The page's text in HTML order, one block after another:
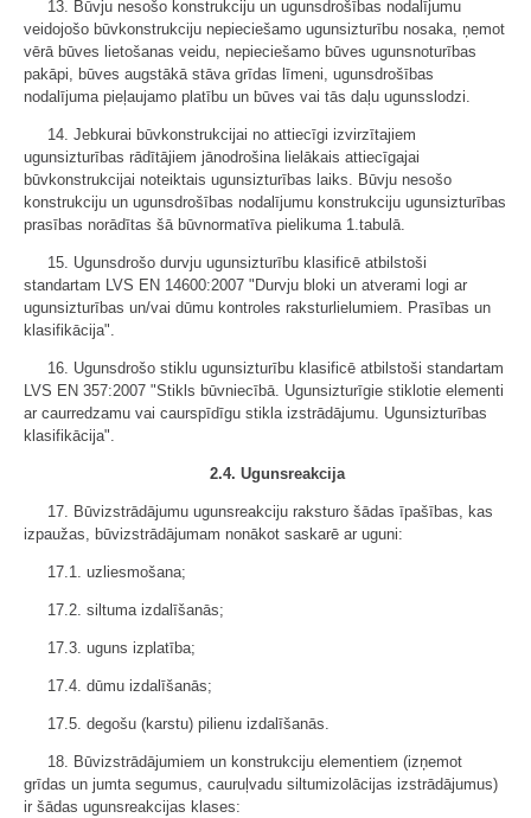
13. Būvju nesošo konstrukciju un ugunsdrošības nodalījumu
veidojošo būvkonstrukciju nepieciešamo ugunsizturību nosaka, ņemot
vērā būves lietošanas veidu, nepieciešamo būves ugunsnoturības
pakāpi, būves augstākā stāva grīdas līmeni, ugunsdrošības
nodalījuma pieļaujamo platību un būves vai tās daļu ugunsslodzi.
14. Jebkurai būvkonstrukcijai no attiecīgi izvirzītajiem
ugunsizturības rādītājiem jānodrošina lielākais attiecīgajai
būvkonstrukcijai noteiktais ugunsizturības laiks. Būvju nesošo
konstrukciju un ugunsdrošības nodalījumu konstrukciju ugunsizturības
prasības norādītas šā būvnormatīva pielikuma 1.tabulā.
15. Ugunsdrošo durvju ugunsizturību klasificē atbilstoši
standartam LVS EN 14600:2007 "Durvju bloki un atverami logi ar
ugunsizturības un/vai dūmu kontroles raksturlielumiem. Prasības un
klasifikācija".
16. Ugunsdrošo stiklu ugunsizturību klasificē atbilstoši standartam
LVS EN 357:2007 "Stikls būvniecībā. Ugunsizturīgie stiklotie elementi
ar caurredzamu vai caurspīdīgu stikla izstrādājumu. Ugunsizturības
klasifikācija".
2.4. Ugunsreakcija
17. Būvizstrādājumu ugunsreakciju raksturo šādas īpašības, kas
izpaužas, būvizstrādājumam nonākot saskarē ar uguni:
17.1. uzliesmošana;
17.2. siltuma izdalīšanās;
17.3. uguns izplatība;
17.4. dūmu izdalīšanās;
17.5. degošu (karstu) pilienu izdalīšanās.
18. Būvizstrādājumiem un konstrukciju elementiem (izņemot
grīdas un jumta segumus, cauruļvadu siltumizolācijas izstrādājumus)
ir šādas ugunsreakcijas klases: